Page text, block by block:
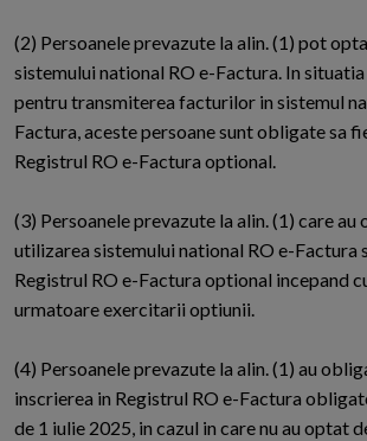
(2) Persoanele prevazute la alin. (1) pot
sistemului national RO e-Factura. In
pentru transmiterea facturilor in sistemul
Factura, aceste persoane sunt obligate sa
Registrul RO e-Factura optional.
(3) Persoanele prevazute la alin. (1) care au
utilizarea sistemului national RO e-Factura
Registrul RO e-Factura optional incepand
urmatoare exercitarii optiunii.
(4) Persoanele prevazute la alin. (1) au
inscrierea in Registrul RO e-Factura
de 1 iulie 2025, in cazul in care nu au optat